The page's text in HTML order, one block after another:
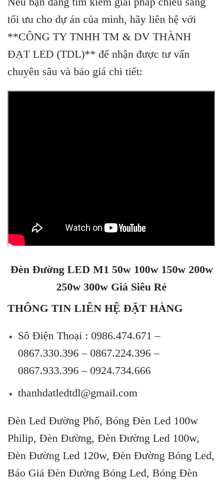
Skip
tối ưu cho dự án của mình, hãy liên hệ với
**CÔNG TY TNHH TM & DV THÀNH
ĐẠT LED (TDL)** để nhận được tư vấn
chuyên sâu và báo giá chi tiết:
Đèn Đường LED M1 50w 100w 150w 200w
250w 300w Giá Siêu Rẻ
THÔNG TIN LIÊN HỆ ĐẶT HÀNG
Sô Điện Thoại : 0986.474.671 –
0867.330.396 – 0867.224.396 –
0867.933.396 – 0924.734.666
thanhdatledtdl@gmail.com
Đèn Led Đường Phố, Bóng Đèn Led 100w
Philip, Đèn Đường, Đèn Đường Led 100w,
Đèn Đường Led 120w, Đèn Đường Bóng Led,
Báo Giá Đèn Đường Bóng Led, Bóng Đèn